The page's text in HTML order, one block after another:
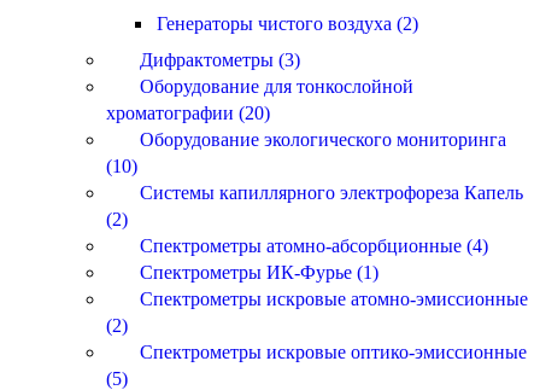
Генераторы чистого воздуха (2)
Дифрактометры (3)
Оборудование для тонкослойной
хроматографии (20)
Оборудование экологического мониторинга
(10)
Системы капиллярного электрофореза Капель
(2)
Спектрометры атомно-абсорбционные (4)
Спектрометры ИК-Фурье (1)
Спектрометры искровые атомно-эмиссионные
(2)
Спектрометры искровые оптико-эмиссионные
(5)